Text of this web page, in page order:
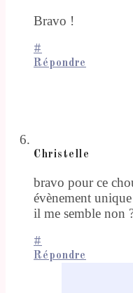
Bravo !
#
Répondre
Christelle
bravo pour ce
évènement
il me semble non
#
Répondre